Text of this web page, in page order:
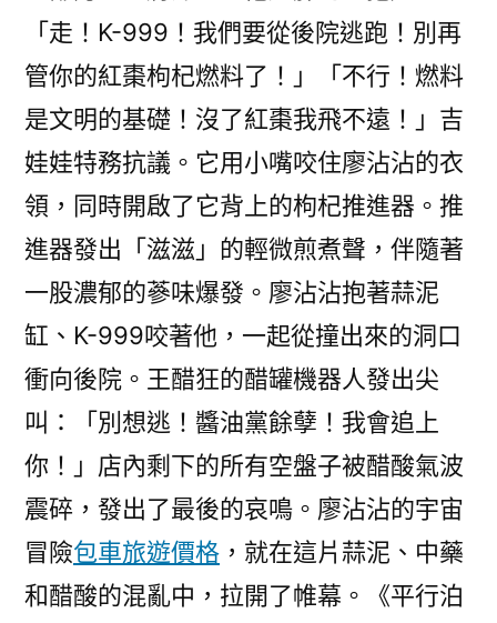
「走！K-999！我們要從後院逃跑！別再
管你的紅棗枸杞燃料了！」「不行！燃料
是文明的基礎！沒了紅棗我飛不遠！」吉
娃娃特務抗議。它用小嘴咬住廖沾沾的衣
領，同時開啟了它背上的枸杞推進器。推
進器發出「滋滋」的輕微煎煮聲，伴隨著
一股濃郁的蔘味爆發。廖沾沾抱著蒜泥
缸、K-999咬著他，一起從撞出來的洞口
衝向後院。王醋狂的醋罐機器人發出尖
叫：「別想逃！醬油黨餘孽！我會追上
你！」店內剩下的所有空盤子被醋酸氣波
震碎，發出了最後的哀鳴。廖沾沾的宇宙
冒險包車旅遊價格 ，就在這片蒜泥、中藥
和醋酸的混亂中，拉開了帷幕。《平行泊